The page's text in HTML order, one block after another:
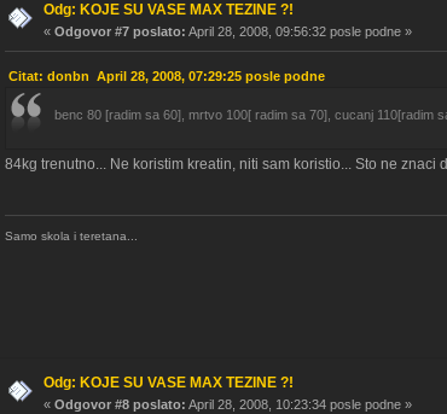
Odg: KOJE SU VASE MAX TEZINE ?!
« Odgovor #7 poslato: April 28, 2008, 09:56:32 posle podne »
Citat: donbn April 28, 2008, 07:29:25 posle podne
benc 80 [radim sa 60], mrtvo 100[ radim sa 70], cucanj 110[radim
84kg trenutno... Ne koristim kreatin, niti sam koristio... Sto ne znaci
Samo skola i teretana...
Odg: KOJE SU VASE MAX TEZINE ?!
« Odgovor #8 poslato: April 28, 2008, 10:23:34 posle podne »